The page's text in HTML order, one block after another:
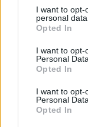
I want to opt-
personal data.
Opted In
I want to opt-
Personal Data.
Opted In
I want to opt-
Personal
Opted In
μάθετε πρώτοι
ΚΟΡΗ